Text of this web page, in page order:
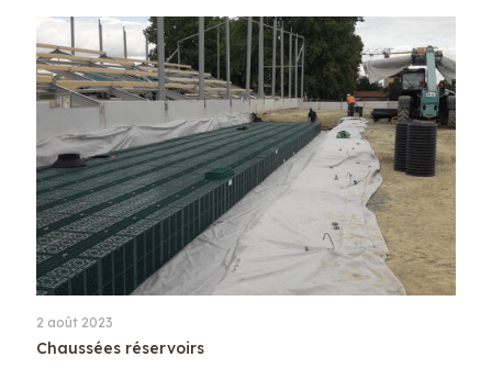
2 août 2023
Chaussées réservoirs